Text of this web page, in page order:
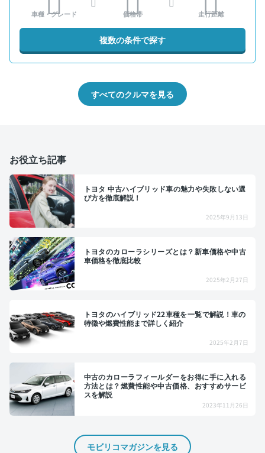
車種・グレード 価格帯 走行距離
複数の条件で探す
すべてのクルマを見る
お役立ち記事
トヨタ 中古ハイブリッド車の魅力や失敗しない選
び方を徹底解説！
2025年9月13日
トヨタのカローラシリーズとは？新車価格や中古
車価格を徹底比較
2025年2月27日
トヨタのハイブリッド22車種を一覧で解説！車の
特徴や燃費性能まで詳しく紹介
2025年2月7日
中古のカローラフィールダーをお得に手に入れる
方法とは？燃費性能や中古価格、おすすめサービ
スを解説
2023年11月26日
モビリコマガジンを見る